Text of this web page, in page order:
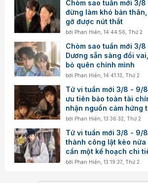
Chòm sao tuần mới 3/
đừng làm khó bản
gỡ được nút thắt
bởi Phan Hiền ,14:44:56, Thứ 2
Chòm sao tuần mới 3/
Dương sẵn sàng đổi
bỏ quên chính mình
bởi Phan Hiền ,14:41:13, Thứ 2
Tử vi tuần mới 3/8 - 9/
ưu tiên bảo toàn tài
nhận nguồn cảm hứng
bởi Phan Hiền ,13:36:32, Thứ 2
Tử vi tuần mới 3/8 - 9/
thành công lật kèo nửa
cần một kế hoạch chi
bởi Phan Hiền ,13:19:37, Thứ 2